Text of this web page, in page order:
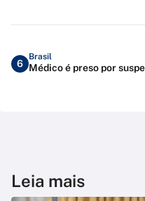
6
Brasil
Médico é preso por
Leia mais